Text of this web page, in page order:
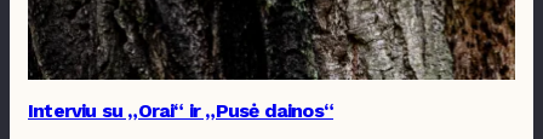
Interviu su „Orai“ ir „Pusė dainos“